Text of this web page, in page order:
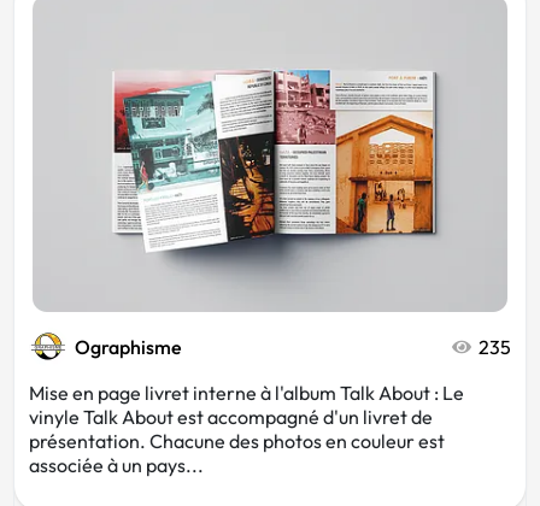
Ographisme
235
Mise en page livret interne à l'album Talk About : Le
vinyle Talk About est accompagné d'un livret de
présentation. Chacune des photos en couleur est
associée à un pays...